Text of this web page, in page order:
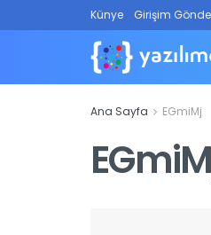
Künye Girişim
Ana Sayfa EGmiMj